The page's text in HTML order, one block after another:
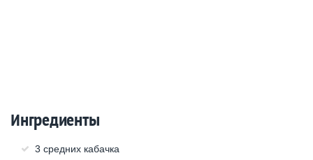
Ингредиенты
3 средних кабачка